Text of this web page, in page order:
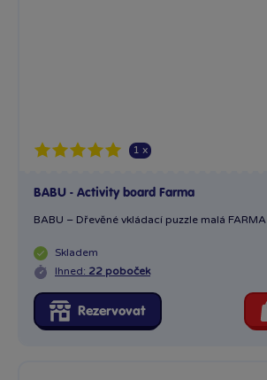
1 x
BABU - Activity board Farma
BABU – Dřevěné vkládací puzzle malá FARMA
Skladem
Ihned: 22 poboček
Rezervovat